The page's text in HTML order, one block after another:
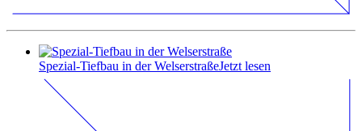
Spezial-Tiefbau in der WelserstraßeJetzt lesen